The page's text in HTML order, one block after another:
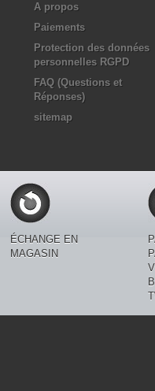
A propos
Paiements
Protection des données
personnelles RGPD
FAQ (Questions et
Réponses)
sitemap
ÉCHANGE EN
MAGASIN